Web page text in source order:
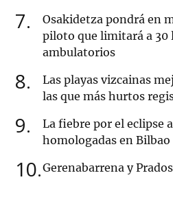
7
Osakidetza pondrá en
piloto que limitará a 30
ambulatorios
8
Las playas vizcainas
las que más hurtos
9
La fiebre por el eclipse
homologadas en Bilbao
10 Gerenabarrena y